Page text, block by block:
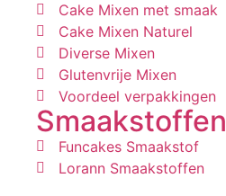
Cake Mixen met smaak
Cake Mixen Naturel
Diverse Mixen
Glutenvrije Mixen
Voordeel verpakkingen
Smaakstoffen
Funcakes Smaakstof
Lorann Smaakstoffen